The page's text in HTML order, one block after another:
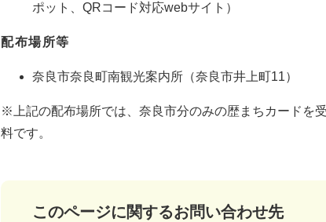
ポット、QRコード対応webサイト）
配布場所等
奈良市奈良町南観光案内所（奈良市井上町11）
※上記の配布場所では、奈良市分のみの歴まちカードを
料です。
このページに関するお問い合わせ先